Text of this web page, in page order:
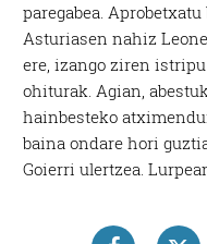
paregabea.
Asturiasen nahiz
ere, izango ziren
ohiturak. Agian,
hainbesteko
baina ondare hori
Goierri ulertzea.